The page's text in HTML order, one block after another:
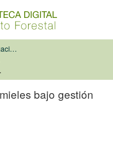
Revista Ciencia e Investigación Forestal (CIFOR)
bajo gestión